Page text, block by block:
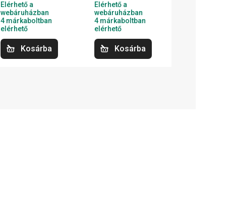
Elérhető a
webáruházban
4 márkaboltban
elérhető
Kosárba
Elérhető a
webáruházban
4 márkaboltban
elérhető
Kosárba